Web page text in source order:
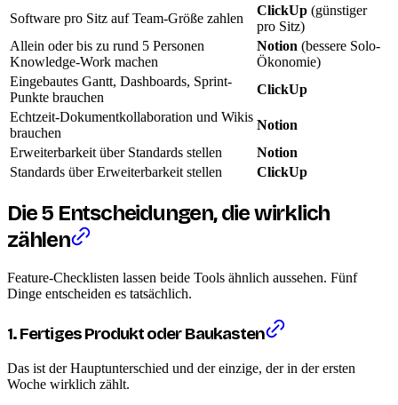
Software pro Sitz auf Team-Größe zahlen
ClickUp (günstiger
pro Sitz)
Allein oder bis zu rund 5 Personen
Knowledge-Work machen
Notion (bessere Solo-
Ökonomie)
Eingebautes Gantt, Dashboards, Sprint-
Punkte brauchen
ClickUp
Echtzeit-Dokumentkollaboration und Wikis
brauchen
Notion
Erweiterbarkeit über Standards stellen
Notion
Standards über Erweiterbarkeit stellen
ClickUp
Die 5 Entscheidungen, die wirklich
zählen
Feature-Checklisten lassen beide Tools ähnlich aussehen. Fünf
Dinge entscheiden es tatsächlich.
1. Fertiges Produkt oder Baukasten
Das ist der Hauptunterschied und der einzige, der in der ersten
Woche wirklich zählt.